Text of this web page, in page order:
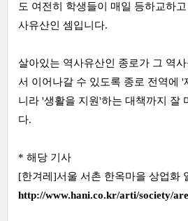
도 여전히 학생들이 매일 등하교하
사유산인 셈입니다.
살아있는 역사유산인 종로가 그 역
서 이어나갈 수 있도록 종로 전역에
니라 '생활을 지원'하는 대책까지 잘
다.
* 해당 기사
[한겨레]서울 서촌 한옥마을 상업화
http://www.hani.co.kr/arti/society/